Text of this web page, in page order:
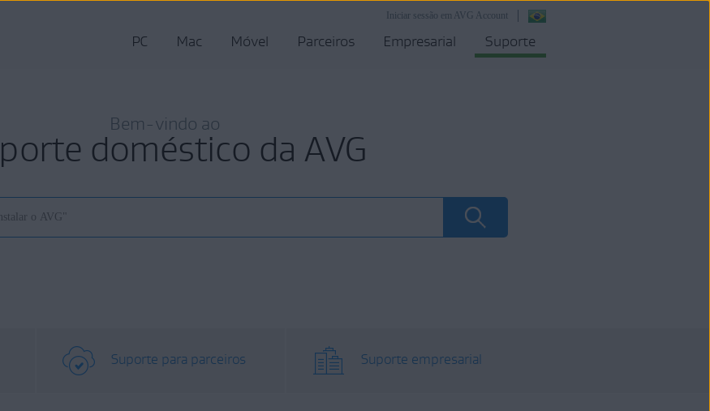
Iniciar sessão em AVG Account
PC Mac Móvel Parceiros Empresarial Suporte
Bem-vindo ao
doméstico da AVG
Suporte para parceiros Suporte empresarial